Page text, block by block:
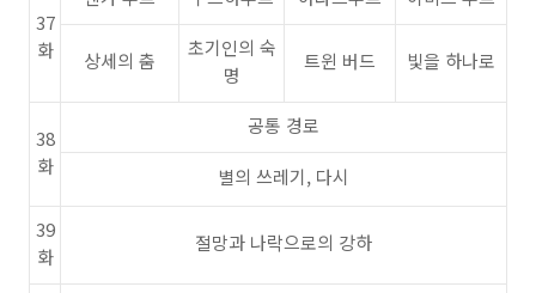
37
화
상세의 춤
초기인의 숙
명
트윈 버드 빛을 하나로
38
화
공통 경로
별의 쓰레기, 다시
39
화
절망과 나락으로의 강하